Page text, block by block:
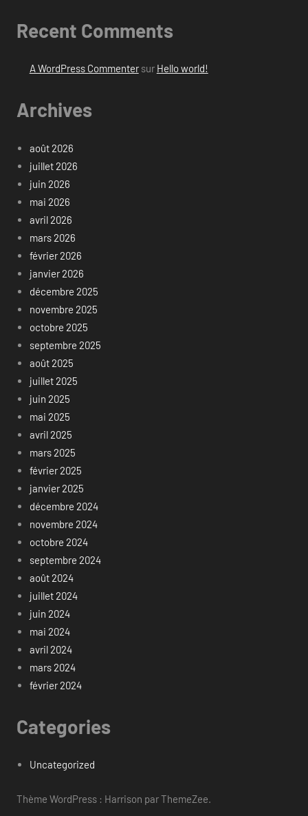
Recent Comments
A WordPress Commentersur Hello world!
Archives
août 2026
juillet 2026
juin 2026
mai 2026
avril 2026
mars 2026
février 2026
janvier 2026
décembre 2025
novembre 2025
octobre 2025
septembre 2025
août 2025
juillet 2025
juin 2025
mai 2025
avril 2025
mars 2025
février 2025
janvier 2025
décembre 2024
novembre 2024
octobre 2024
septembre 2024
août 2024
juillet 2024
juin 2024
mai 2024
avril 2024
mars 2024
février 2024
Categories
Uncategorized
Thème WordPress : Harrison par ThemeZee.